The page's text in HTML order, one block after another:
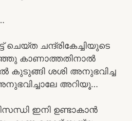
ചെയ്ത ചന്ദ്രികേച്ചിയുടെ
കാണാത്തതിനാൽ
കുടുങ്ങി ശശി അനുഭവിച്ച
അറിയൂ…
ഇനി ഉണ്ടാകാൻ